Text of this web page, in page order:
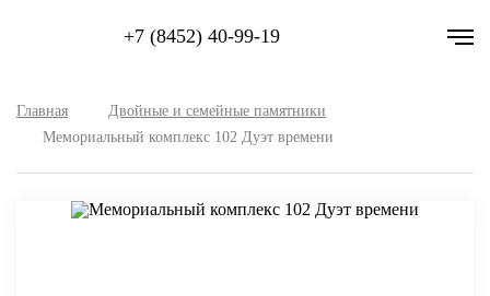
+7 (8452) 40-99-19
Главная
Двойные и семейные памятники
Мемориальный комплекс 102 Дуэт времени